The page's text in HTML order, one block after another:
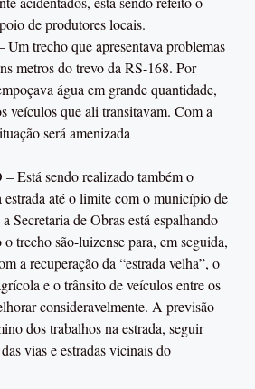
de produtores locais.
trecho que apresentava problemas
metros do trevo da RS-168. Por
água em grande quantidade,
veículos que ali transitavam. Com a
será amenizada
sendo realizado também o
estrada até o limite com o município de
Secretaria de Obras está espalhando
trecho são-luizense para, em seguida,
a recuperação da “estrada velha”, o
e o trânsito de veículos entre os
consideravelmente. A previsão
dos trabalhos na estrada, seguir
vias e estradas vicinais do